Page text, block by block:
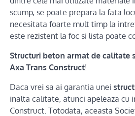
scump, se poate prepara la fata
necesitata foarte mult timp la
este rezistent la foc si lista poate
Structuri beton armat de calitate
Axa Trans Construct!
Daca vrei sa ai garantia unei
inalta calitate, atunci apeleaza cu
Construct. Totodata, aceasta